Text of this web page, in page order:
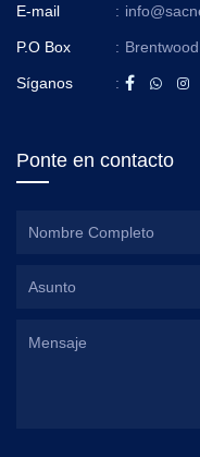
E-mail :
P.O Box :
Síganos :
Ponte en contacto